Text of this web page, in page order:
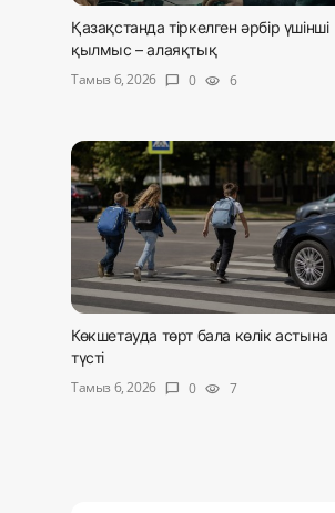
Қазақстанда тіркелген әрбір үшінші
қылмыс – алаяқтық
Тамыз 6, 2026
chat_bubble 0 visibility 6
Көкшетауда төрт бала көлік астына
түсті
Тамыз 6, 2026 chat_bubble 0 visibility 7